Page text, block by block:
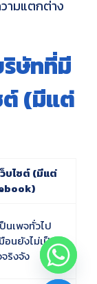
ามแตกต่าง
ริษัทที่มี
ต์ (มีแต่
ว็บไซต์ (มีแต่
นเพจทั่วไป
อนยังไม่เป็น
ริงจัง